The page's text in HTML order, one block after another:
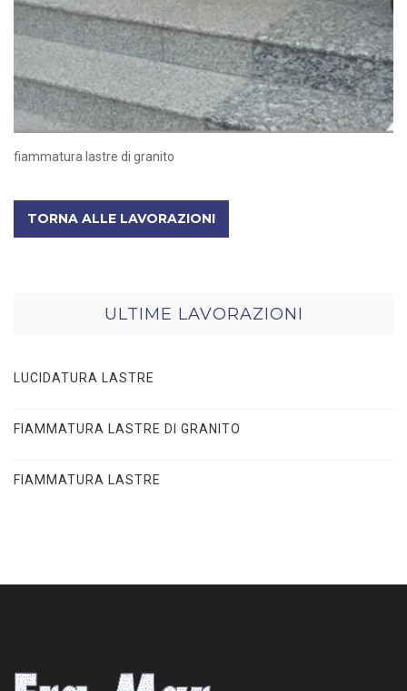
fiammatura lastre di granito
TORNA ALLE LAVORAZIONI
ULTIME LAVORAZIONI
LUCIDATURA LASTRE
FIAMMATURA LASTRE DI GRANITO
FIAMMATURA LASTRE